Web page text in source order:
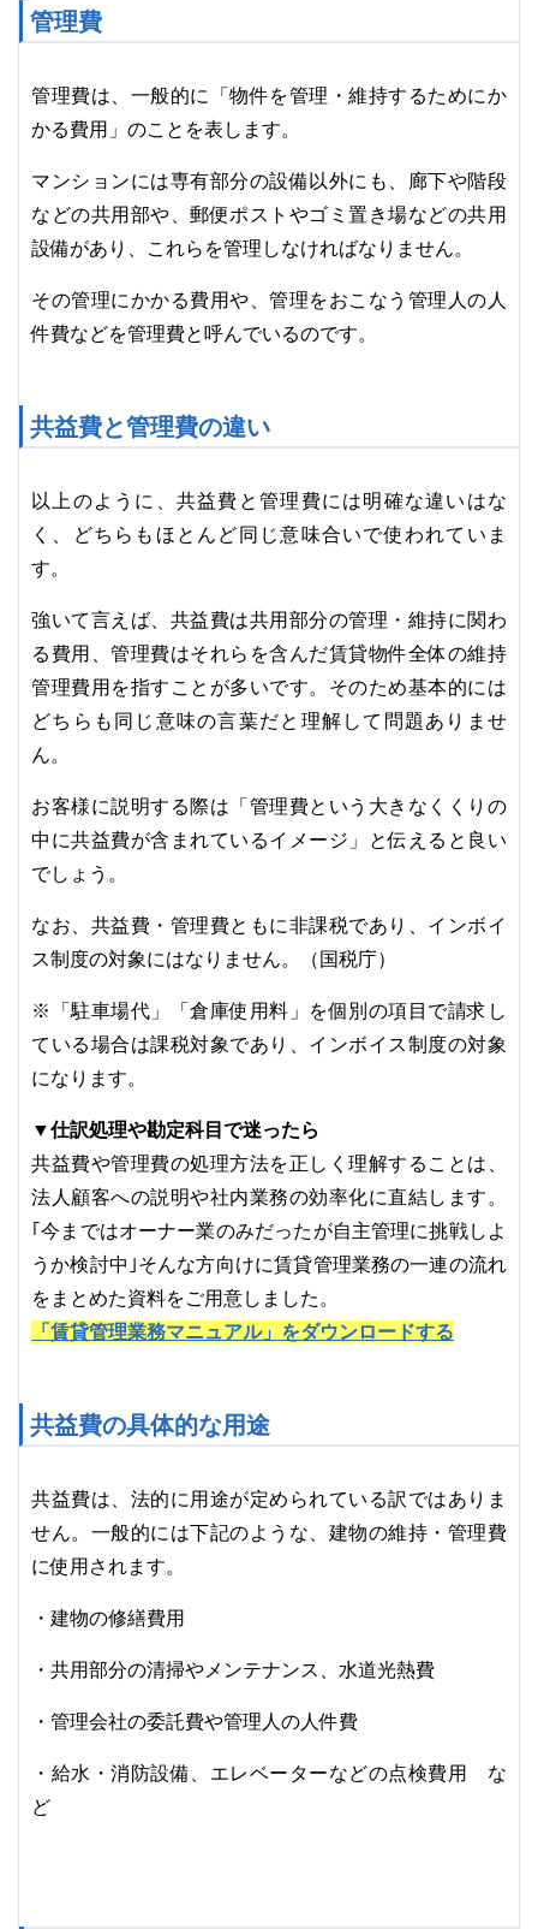
管理費
管理費は、一般的に「物件を管理・維持するためにか
かる費用」のことを表します。
マンションには専有部分の設備以外にも、廊下や階段
などの共用部や、郵便ポストやゴミ置き場などの共用
設備があり、これらを管理しなければなりません。
その管理にかかる費用や、管理をおこなう管理人の人
件費などを管理費と呼んでいるのです。
共益費と管理費の違い
以上のように、共益費と管理費には明確な違いはな
く、どちらもほとんど同じ意味合いで使われていま
す。
強いて言えば、共益費は共用部分の管理・維持に関わ
る費用、管理費はそれらを含んだ賃貸物件全体の維持
管理費用を指すことが多いです。そのため基本的には
どちらも同じ意味の言葉だと理解して問題ありませ
ん。
お客様に説明する際は「管理費という大きなくくりの
中に共益費が含まれているイメージ」と伝えると良い
でしょう。
なお、共益費・管理費ともに非課税であり、インボイ
ス制度の対象にはなりません。（国税庁）
※「駐車場代」「倉庫使用料」を個別の項目で請求し
ている場合は課税対象であり、インボイス制度の対象
になります。
▼仕訳処理や勘定科目で迷ったら
共益費や管理費の処理方法を正しく理解することは、
法人顧客への説明や社内業務の効率化に直結します。
｢今まではオーナー業のみだったが自主管理に挑戦しよ
うか検討中｣そんな方向けに賃貸管理業務の一連の流れ
をまとめた資料をご用意しました。
「賃貸管理業務マニュアル」をダウンロードする
共益費の具体的な用途
共益費は、法的に用途が定められている訳ではありま
せん。一般的には下記のような、建物の維持・管理費
に使用されます。
・建物の修繕費用
・共用部分の清掃やメンテナンス、水道光熱費
・管理会社の委託費や管理人の人件費
・給水・消防設備、エレベーターなどの点検費用 な
ど